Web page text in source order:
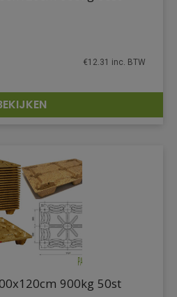
DETAILS
€12.31 inc. BTW
900kg 50st